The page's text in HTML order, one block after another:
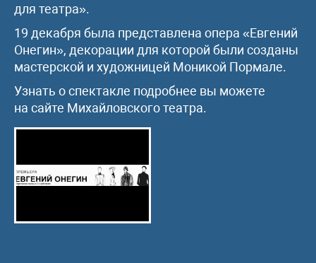
для театра».
19 декабря была представлена опера «Евгений
Онегин», декорации для которой были созданы
мастерской и художницей Моникой Пормале.
Узнать о спектакле подробнее вы можете
на сайте Михайловского театра.